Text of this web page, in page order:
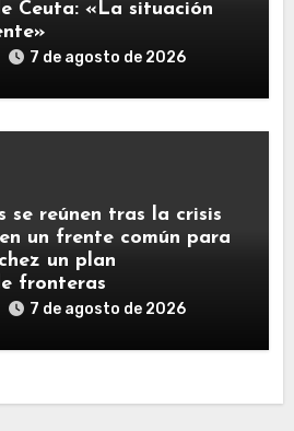
Ceuta: «La situación
7 de agosto de 2026
se reúnen tras la crisis
un frente común para
un plan
fronteras
7 de agosto de 2026